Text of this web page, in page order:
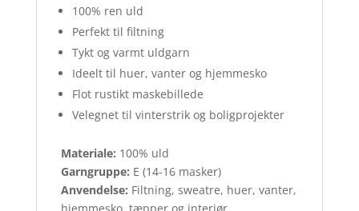
100% ren uld
Perfekt til filtning
Tykt og varmt uldgarn
Ideelt til huer, vanter og hjemmesko
Flot rustikt maskebillede
Velegnet til vinterstrik og boligprojekter
Materiale: 100% uld
Garngruppe: E (14-16 masker)
Anvendelse: Filtning, sweatre, huer, vanter,